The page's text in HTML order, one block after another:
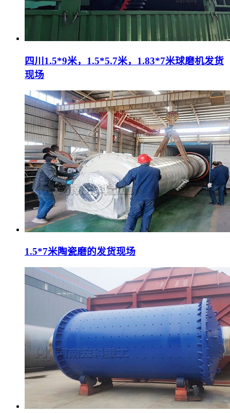
四川1.5*9米，1.5*5.7米，1.83*7米球磨机发货
现场
1.5*7米陶瓷磨的发货现场